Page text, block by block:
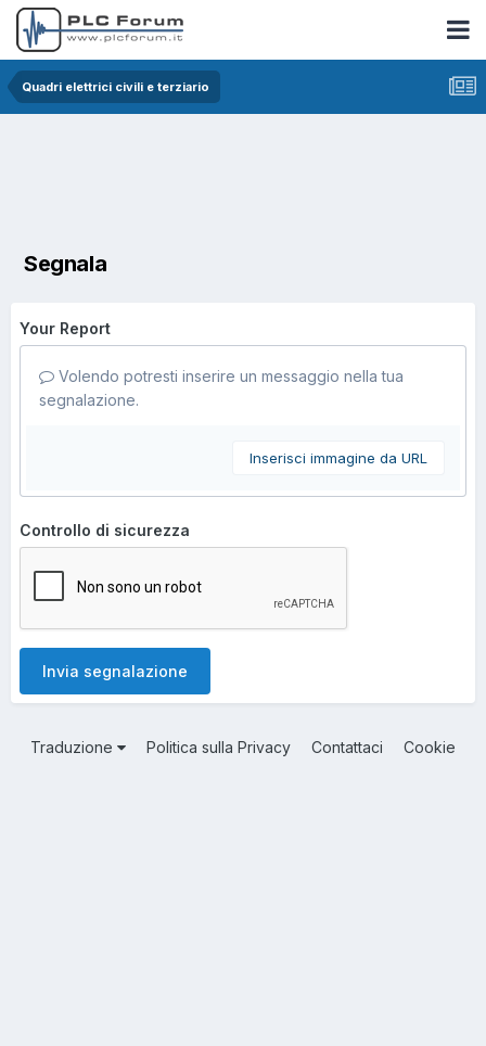
Quadri elettrici civili e terziario
Segnala
Your Report
Volendo potresti inserire un messaggio nella tua
segnalazione.
Inserisci immagine da URL
Controllo di sicurezza
Invia segnalazione
Traduzione Politica sulla Privacy Contattaci Cookie